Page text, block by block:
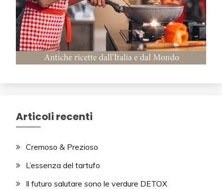
Articoli recenti
Cremoso & Prezioso
L’essenza del tartufo
Il futuro salutare sono le verdure DETOX